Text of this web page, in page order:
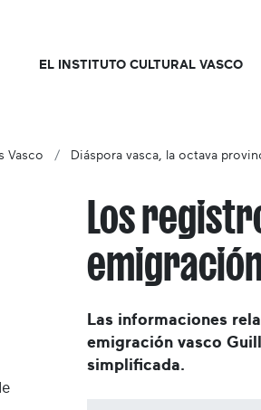
EL INSTITUTO CULTURAL VASCO
Vasco Diáspora vasca, la octava
Los
Las informaciones
emigración vasco
simplificada.